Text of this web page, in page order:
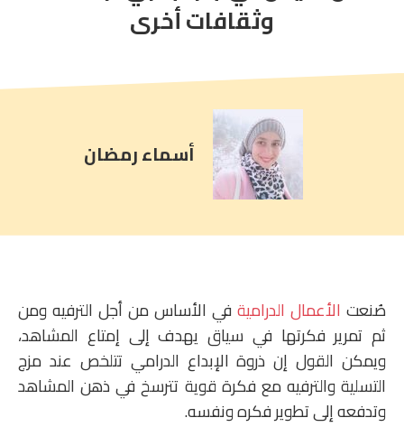
comment
count
وثقافات أخرى
أسماء رمضان
صُنعت الأعمال الدرامية في الأساس من أجل الترفيه ومن
ثم تمرير فكرتها في سياق يهدف إلى إمتاع المشاهد،
ويمكن القول إن ذروة الإبداع الدرامي تتلخص عند مزج
التسلية والترفيه مع فكرة قوية تترسخ في ذهن المشاهد
وتدفعه إلى تطوير فكره ونفسه.